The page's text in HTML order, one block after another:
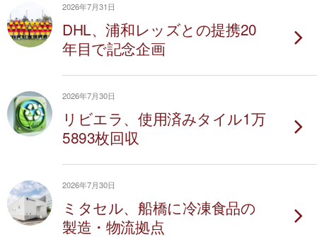
2026年7月31日
DHL、浦和レッズとの提携20
年目で記念企画
2026年7月30日
リビエラ、使用済みタイル1万
5893枚回収
2026年7月30日
ミタセル、船橋に冷凍食品の
製造・物流拠点